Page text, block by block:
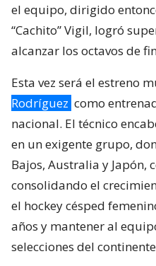
el equipo, dirigido
“Cachito” Vigil, logró
alcanzar los octavos de
Esta vez será el estreno
Rodríguez como
nacional. El técnico
en un exigente grupo,
Bajos, Australia y Japón,
consolidando el
el hockey césped
años y mantener al
selecciones del